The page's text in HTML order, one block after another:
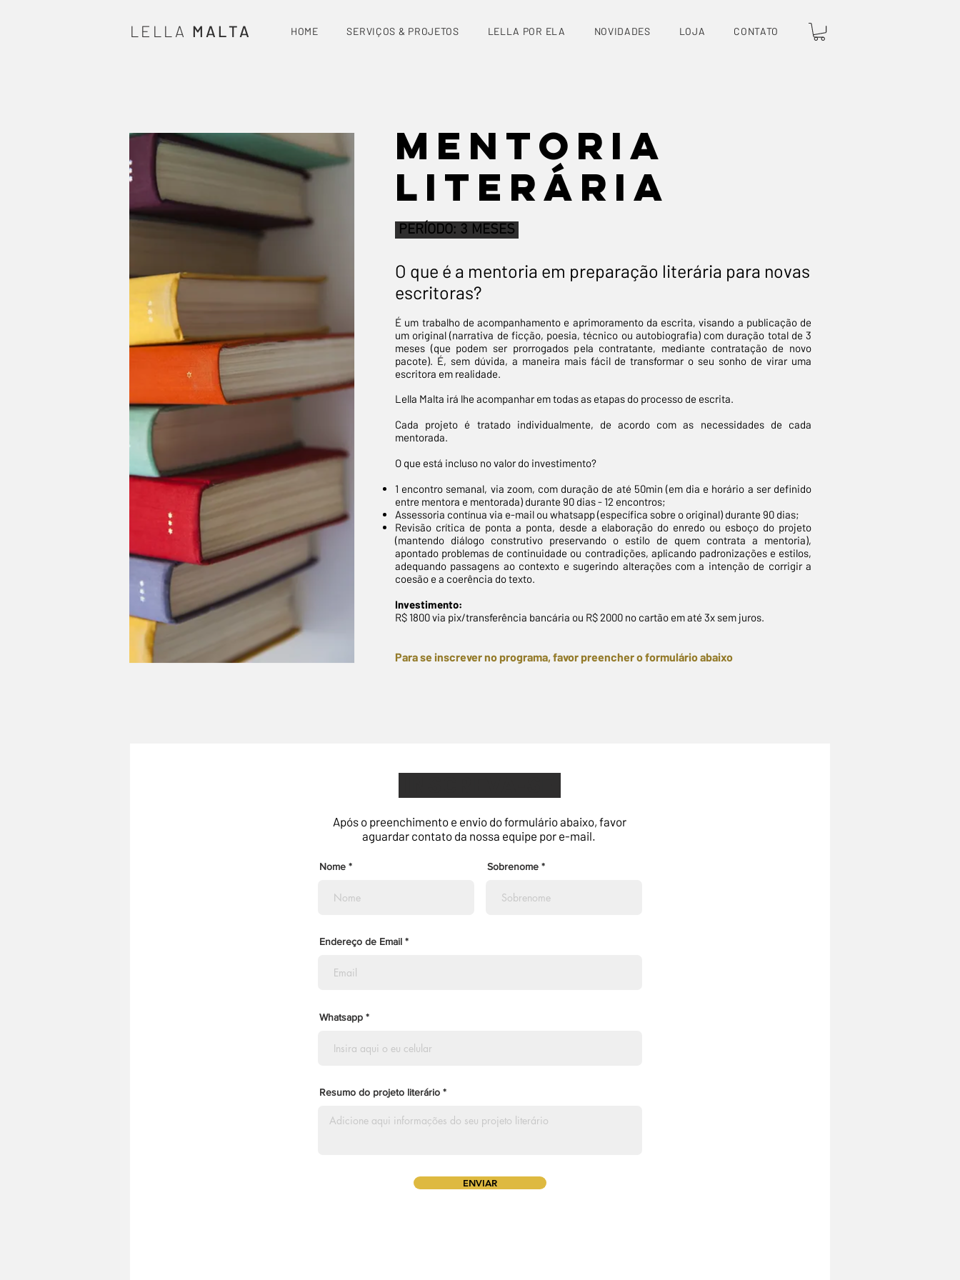
LELLA MALTA HOME SERVIÇOS & PROJETOS LELLA POR ELA NOVIDADES LOJA CONTATO
mentoria
literária
PERÍODO: 3 MESES
O que é a mentoria em preparação literária para novas
escritoras?
É um trabalho de acompanhamento e aprimoramento da escrita, visando a publicação de
um original (narrativa de ficção, poesia, técnico ou autobiografia) com duração total de 3
meses (que podem ser prorrogados pela contratante, mediante contratação de novo
pacote). É, sem dúvida, a maneira mais fácil de transformar o seu sonho de virar uma
escritora em realidade.
Lella Malta irá lhe acompanhar em todas as etapas do processo de escrita.
Cada projeto é tratado individualmente, de acordo com as necessidades de cada
mentorada.
O que está incluso no valor do investimento?
1 encontro semanal, via zoom, com duração de até 50min (em dia e horário a ser definido
entre mentora e mentorada) durante 90 dias - 12 encontros;
Assessoria contínua via e-mail ou whatsapp (específica sobre o original) durante 90 dias;
Revisão crítica de ponta a ponta, desde a elaboração do enredo ou esboço do projeto
(mantendo diálogo construtivo preservando o estilo de quem contrata a mentoria),
apontado problemas de continuidade ou contradições, aplicando padronizações e estilos,
adequando passagens ao contexto e sugerindo alterações com a intenção de corrigir a
coesão e a coerência do texto.
Investimento:
R$ 1800 via pix/transferência bancária ou R$ 2000 no cartão em até 3x sem juros.
Para se inscrever no programa, favor preencher o formulário abaixo
Após o preenchimento e envio do formulário abaixo, favor
aguardar contato da nossa equipe por e-mail.
Nome Sobrenome
Endereço de Email
Whatsapp
Resumo do projeto literário
ENVIAR